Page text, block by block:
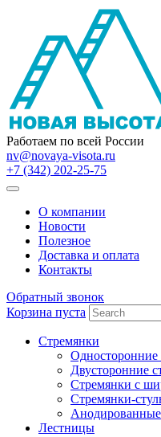
Работаем по всей России
nv@novaya-visota.ru
+7 (342) 202-25-75
О компании
Новости
Полезное
Доставка и оплата
Контакты
Обратный звонок
Корзина пуста
Стремянки
Односторонние
Двусторонние
Стремянки с
Стремянки-
Лестницы